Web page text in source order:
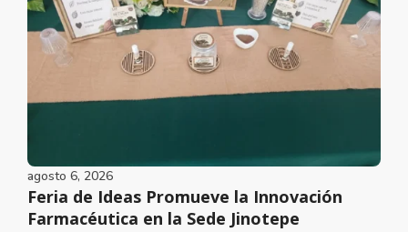
agosto 6, 2026
Feria de Ideas Promueve la Innovación
Farmacéutica en la Sede Jinotepe